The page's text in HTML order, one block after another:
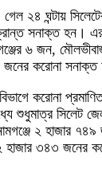
২৪ ঘন্টায়
সনাক্ত হন।
৬ জন,
করোনা সনাক্ত
করোনা প্রমাণিত
শুধুমাত্র সিলেট
২ হাজার ৭৪৯
হাজার ৩৪৩ জনের